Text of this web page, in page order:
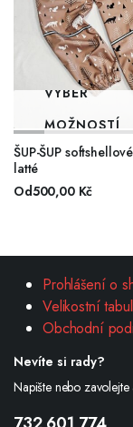
VÝBĚR
MOŽNOSTÍ
ŠUP-ŠUP
latté
Od500,00 Kč
Prohlášení o
Velikostní
Obchodní
Nevíte si rady?
Napište nebo